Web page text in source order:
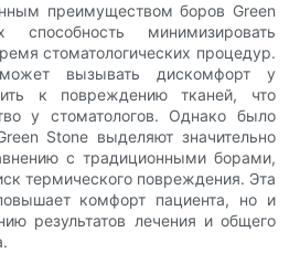
преимуществом боров Green
минимизировать
стоматологических процедур.
вызывать дискомфорт у
к повреждению тканей, что
у стоматологов. Однако было
Stone выделяют значительно
с традиционными борами,
термического повреждения. Эта
комфорт пациента, но и
результатов лечения и общего